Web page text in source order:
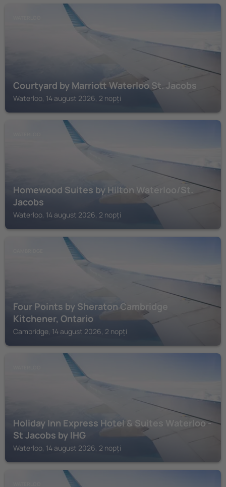
Courtyard by Marriott Waterloo St. Jacobs
Waterloo, 14 august 2026, 2 nopți
Homewood Suites by Hilton Waterloo/St.
Jacobs
Waterloo, 14 august 2026, 2 nopți
Four Points by Sheraton Cambridge
Kitchener, Ontario
Cambridge, 14 august 2026, 2 nopți
Holiday Inn Express Hotel & Suites Waterloo -
St Jacobs by IHG
Waterloo, 14 august 2026, 2 nopți